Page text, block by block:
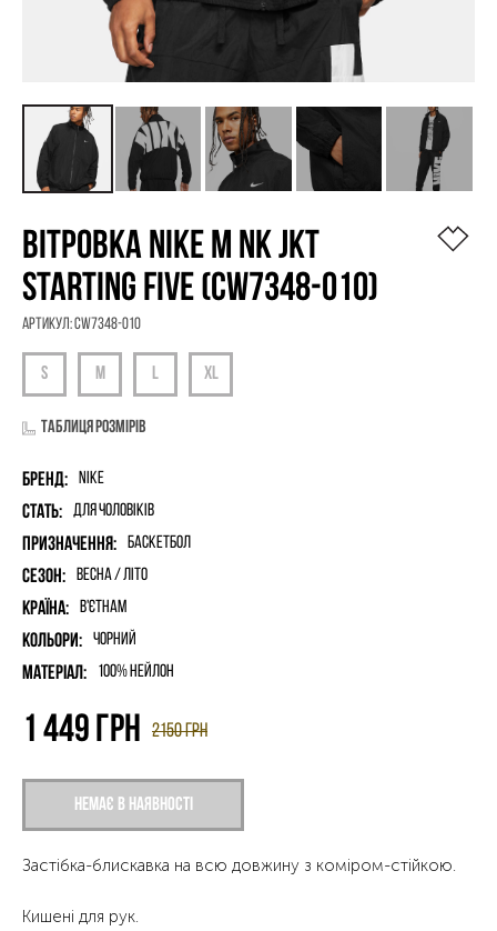
ВІТРОВКА NIKE M NK JKT
STARTING FIVE (CW7348-010)
Артикул:CW7348-010
Таблиця розмірів
Бренд: Nike
Стать: для чоловіків
Призначення: Баскетбол
Сезон: Весна / Літо
Країна: В'єтнам
Кольори: Чорний
Матеріал: 100% нейлон
Немає в наявності
2150грн
1 449 грн
Застібка-блискавка на всю довжину з коміром-стійкою.
Кишені для рук.